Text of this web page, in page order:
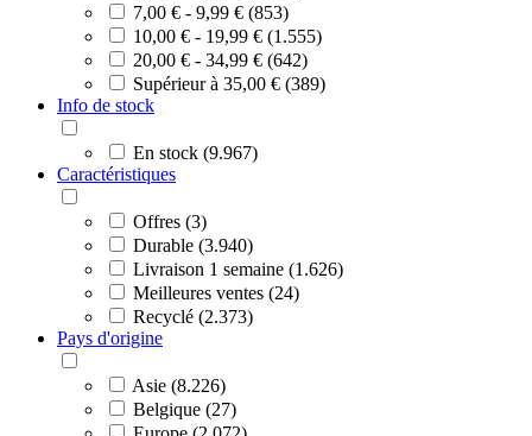
7,00 € - 9,99 € (853)
10,00 € - 19,99 € (1.555)
20,00 € - 34,99 € (642)
Supérieur à 35,00 € (389)
Info de stock
En stock (9.967)
Caractéristiques
Offres (3)
Durable (3.940)
Livraison 1 semaine (1.626)
Meilleures ventes (24)
Recyclé (2.373)
Pays d'origine
Asie (8.226)
Belgique (27)